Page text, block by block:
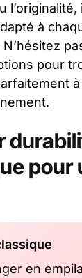
à
pour
pour
en